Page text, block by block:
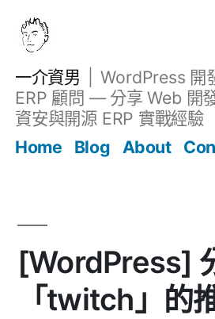
一介資男
WordPress 開
ERP 顧問 — 分享 Web 開
資安與開源 ERP 實戰經驗
Home
Blog About
[WordPress]
「twitch」的
文章